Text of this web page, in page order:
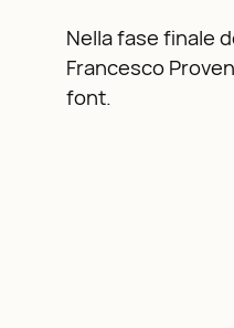
Nella fase finale
Francesco
font.